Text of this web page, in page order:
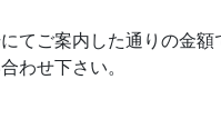
てご案内した通りの金
わせ下さい。